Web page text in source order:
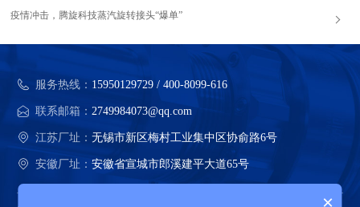
疫情冲击，腾旋科技蒸汽旋转接头“爆单”
服务热线： 15950129729 / 400-8099-616
联系邮箱： 2749984073@qq.com
江苏厂址：无锡市新区梅村工业集中区协俞路6号
安徽厂址：安徽省宣城市郎溪建平大道65号